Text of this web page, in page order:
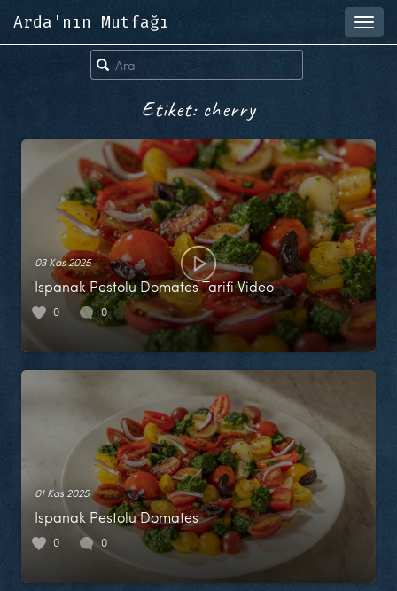
Arda'nın Mutfağı
Etiket: cherry
03 Kas 2025
Ispanak Pestolu Domates Tarifi Video
0 0
01 Kas 2025
Ispanak Pestolu Domates
0 0